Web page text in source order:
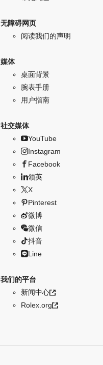
无障碍网页
阅读我们的声明
媒体
桌面背景
腕表手册
用户指南
社交媒体
YouTube
Instagram
Facebook
领英
X
Pinterest
微博
微信
抖音
Line
我们的平台
新闻中心
Rolex.org